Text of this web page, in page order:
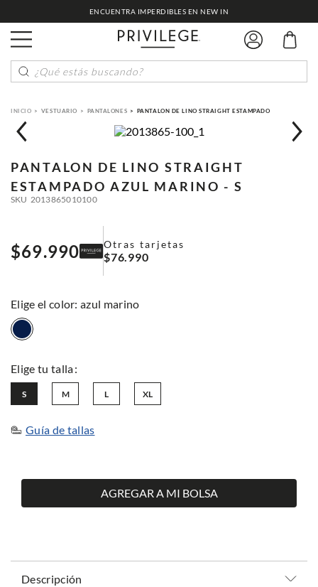
ENCUENTRA IMPERDIBLES EN NEW IN
¿Qué estás buscando?
VESTUARIO PANTALONES PANTALON DE LINO STRAIGHT ESTAMPADO
PANTALON DE LINO STRAIGHT
ESTAMPADO AZUL MARINO - S
SKU 2013865010100
$69.990 Otras tarjetas
$76.990
: azul marino
L
M
S XL
Guía de tallas
AGREGAR A MI BOLSA
Descripción